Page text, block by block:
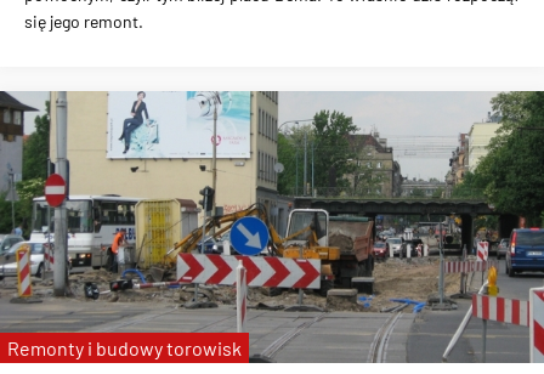
się jego remont.
Remonty i budowy torowisk